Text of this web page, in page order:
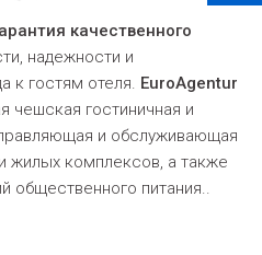
качественного
надежности и
к гостям отеля. EuroAgentur
чешская гостиничная и
и обслуживающая
жилых комплексов, а также
общественного питания..